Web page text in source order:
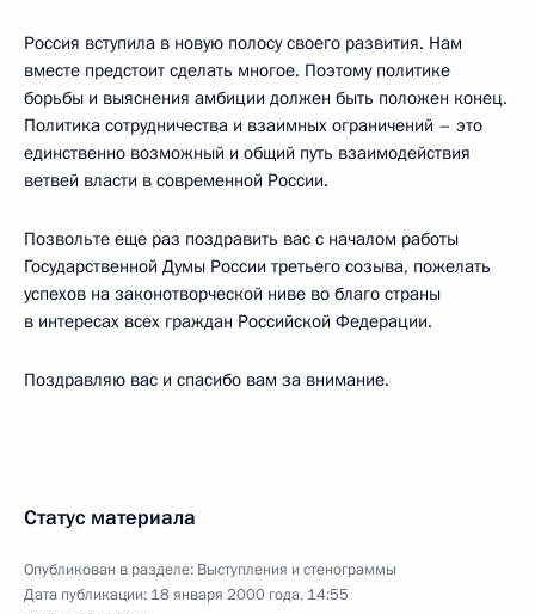
Россия вступила в новую полосу своего развития. Нам
вместе предстоит сделать многое. Поэтому политике
борьбы и выяснения амбиции должен быть положен конец.
Политика сотрудничества и взаимных ограничений – это
единственно возможный и общий путь взаимодействия
ветвей власти в современной России.
Позвольте еще раз поздравить вас с началом работы
Государственной Думы России третьего созыва, пожелать
успехов на законотворческой ниве во благо страны
в интересах всех граждан Российской Федерации.
Поздравляю вас и спасибо вам за внимание.
Статус материала
Опубликован в разделе: Выступления и стенограммы
Дата публикации: 18 января 2000 года, 14:55